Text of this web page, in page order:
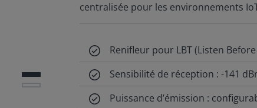
centralisée pour les environnements
Renifleur pour LBT (Listen Before
Sensibilité de réception : -141
Puissance d’émission :